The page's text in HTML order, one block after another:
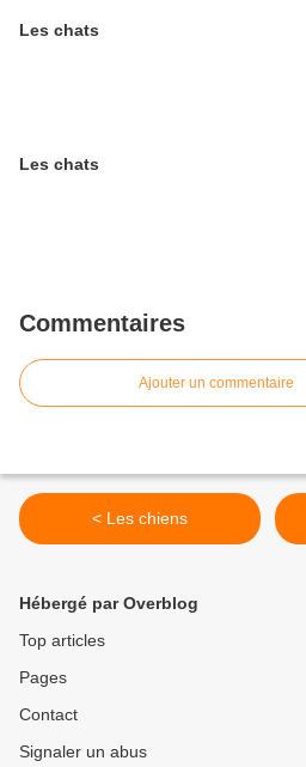
Les chats
Les chats
Commentaires
Ajouter un commentaire
< Les chiens
Hébergé par Overblog
Top articles
Pages
Contact
Signaler un abus